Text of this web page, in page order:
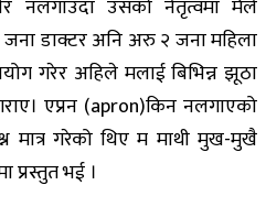
नलगाउदा उसको नेतृत्वमा मैले
जना डाक्टर अनि अरु २ जना महिला
गरेर अहिले मलाई बिभिन्न झूठा
एप्रन (apron)किन नलगाएको
मात्र गरेको थिए म माथी मुख-मुखै
भई ।